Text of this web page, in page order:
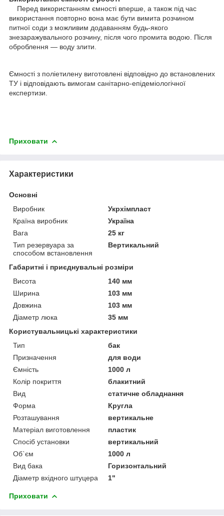
Перед використанням ємності вперше, а також під час
використання повторно вона має бути вимита розчином
питної соди з можливим додаванням будь-якого
знезаражувального розчину, після чого промита водою. Після
оброблення — воду злити.
Ємності з поліетилену виготовлені відповідно до встановлених
ТУ і відповідають вимогам санітарно-епідеміологічної
експертизи.
Приховати
Характеристики
Основні
Виробник
Укрхімпласт
Країна виробник
Україна
Вага
25 кг
Тип резервуара за
способом встановлення
Вертикальний
Габаритні і приєднувальні розміри
Висота
140 мм
Ширина
103 мм
Довжина
103 мм
Діаметр люка
35 мм
Користувальницькі характеристики
Тип
бак
Призначення
для води
Ємність
1000 л
Колір покриття
блакитний
Вид
статичне обладнання
Форма
Кругла
Розташування
вертикальне
Матеріал виготовлення
пластик
Спосіб установки
вертикальний
Об`єм
1000 л
Вид бака
Горизонтальний
Діаметр вхідного штуцера
1"
Приховати